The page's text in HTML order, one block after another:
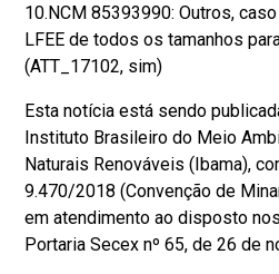
10.NCM 85393990: Outros,
LFEE de todos os tamanhos
(ATT_17102, sim)
Esta notícia está sendo
Instituto Brasileiro do Meio
Naturais Renováveis (Ibama),
9.470/2018 (Convenção de
em atendimento ao disposto
Portaria Secex nº 65, de 26 de